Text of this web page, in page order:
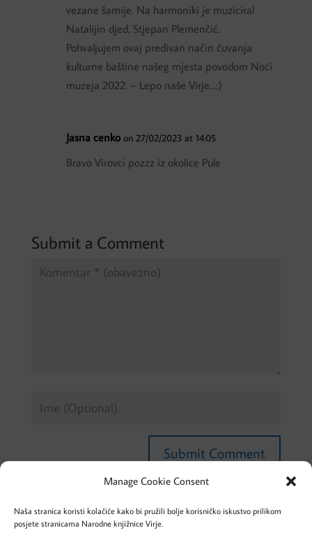
Manage Cookie Consent
Naša stranica koristi kolačiće kako bi pružili bolje korisničko iskustvo prilikom
posjete stranicama Narodne knjižnice Virje.
vezane šamije. Na harmoniki je muziciral
Natalijin djed, Stjepan Plemenčić.
Pohvaljujem ovaj predivan način čuvanja
kulturne baštine našeg mjesta povodom Noći
muzeja 2022. – Lepo naše Virje…:)
Jasna cenko on 27/02/2023 at 14:05
Bravo Virovci pozzz iz okolice Pule
Submit a Comment